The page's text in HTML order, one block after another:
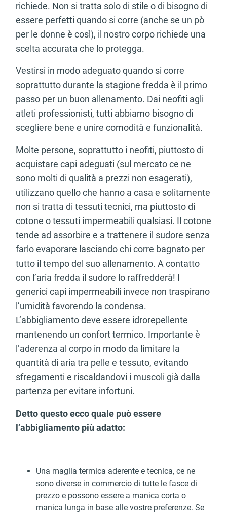
richiede. Non si tratta solo di stile o di bisogno di
essere perfetti quando si corre (anche se un pò
per le donne è così), il nostro corpo richiede una
scelta accurata che lo protegga.
Vestirsi in modo adeguato quando si corre
soprattutto durante la stagione fredda è il primo
passo per un buon allenamento. Dai neofiti agli
atleti professionisti, tutti abbiamo bisogno di
scegliere bene e unire comodità e funzionalità.
Molte persone, soprattutto i neofiti, piuttosto di
acquistare capi adeguati (sul mercato ce ne
sono molti di qualità a prezzi non esagerati),
utilizzano quello che hanno a casa e solitamente
non si tratta di tessuti tecnici, ma piuttosto di
cotone o tessuti impermeabili qualsiasi. Il cotone
tende ad assorbire e a trattenere il sudore senza
farlo evaporare lasciando chi corre bagnato per
tutto il tempo del suo allenamento. A contatto
con l’aria fredda il sudore lo raffredderà! I
generici capi impermeabili invece non traspirano
l’umidità favorendo la condensa.
L’abbigliamento deve essere idrorepellente
mantenendo un confort termico. Importante è
l’aderenza al corpo in modo da limitare la
quantità di aria tra pelle e tessuto, evitando
sfregamenti e riscaldandovi i muscoli già dalla
partenza per evitare infortuni.
Detto questo ecco quale può essere
l’abbigliamento più adatto:
Una maglia termica aderente e tecnica, ce ne
sono diverse in commercio di tutte le fasce di
prezzo e possono essere a manica corta o
manica lunga in base alle vostre preferenze. Se